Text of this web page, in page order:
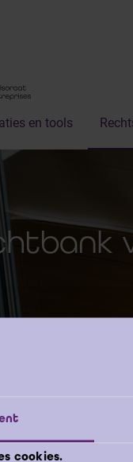
cookies.
en tools
3 Kamer